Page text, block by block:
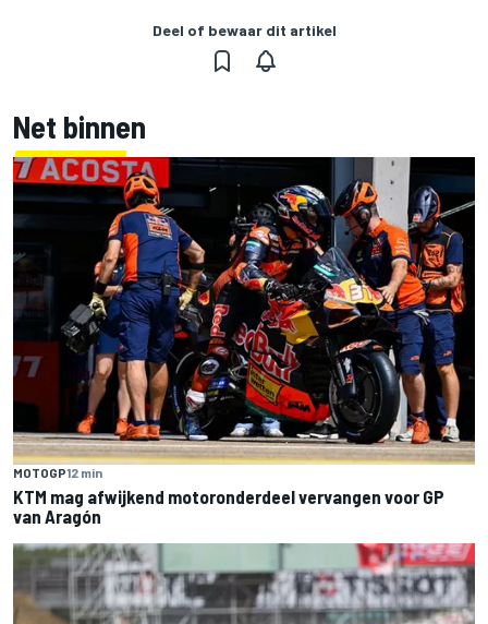
Deel of bewaar dit artikel
Net binnen
MOTOGP12 min
KTM mag afwijkend motoronderdeel vervangen voor GP
van Aragón